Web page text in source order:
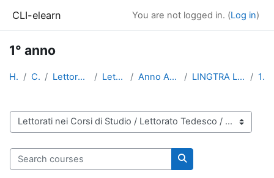
CLI-elearn You are not logged in. (Log in)
1° anno
Home Courses Lettorati nei Corsi di Studio Lettorato Tedesco Anno Accademico 2018-2019 LINGTRA LETFIL ITAL FISA Magistrale 1° anno
Course categories
Search courses
Search courses